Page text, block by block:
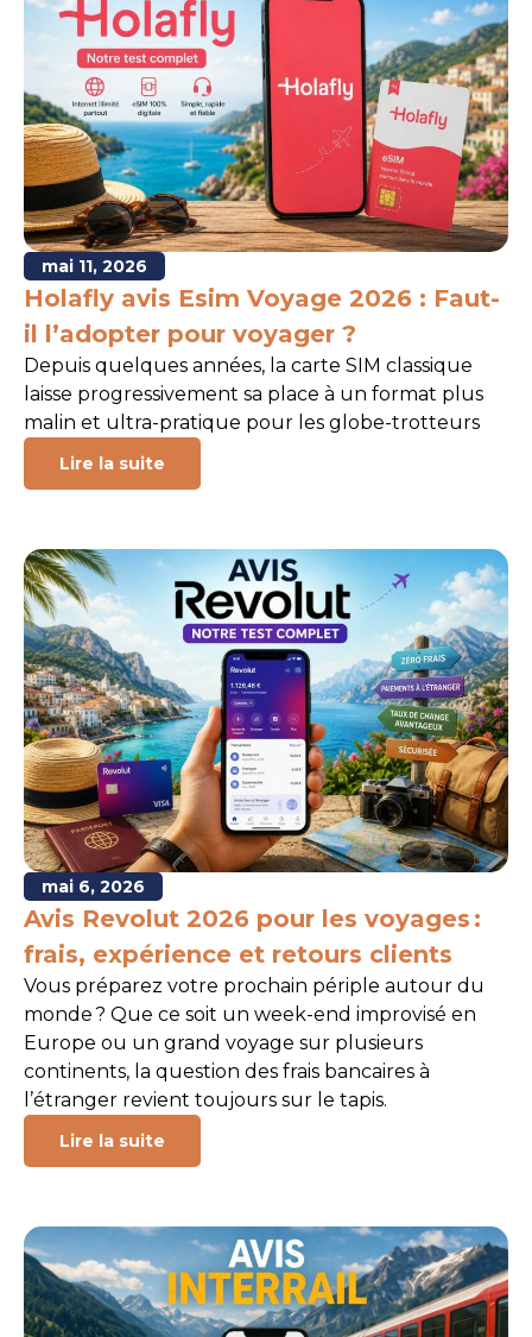
mai 11, 2026
Holafly avis Esim Voyage 2026 : Faut-
il l’adopter pour voyager ?
Depuis quelques années, la carte SIM classique
laisse progressivement sa place à un format plus
malin et ultra-pratique pour les globe-trotteurs
Lire la suite
mai 6, 2026
Avis Revolut 2026 pour les voyages :
frais, expérience et retours clients
Vous préparez votre prochain périple autour du
monde ? Que ce soit un week-end improvisé en
Europe ou un grand voyage sur plusieurs
continents, la question des frais bancaires à
l’étranger revient toujours sur le tapis.
Lire la suite